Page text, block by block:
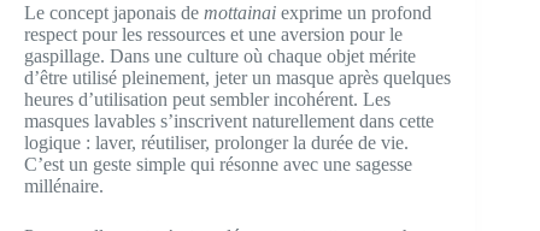
Le concept japonais de mottainai exprime un profond
respect pour les ressources et une aversion pour le
gaspillage. Dans une culture où chaque objet mérite
d’être utilisé pleinement, jeter un masque après quelques
heures d’utilisation peut sembler incohérent. Les
masques lavables s’inscrivent naturellement dans cette
logique : laver, réutiliser, prolonger la durée de vie.
C’est un geste simple qui résonne avec une sagesse
millénaire.